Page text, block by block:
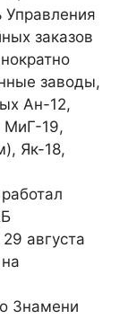
Управления
заказов
заводы,
Ан-12,
МиГ-19,
Як-18,
августа
Знамени